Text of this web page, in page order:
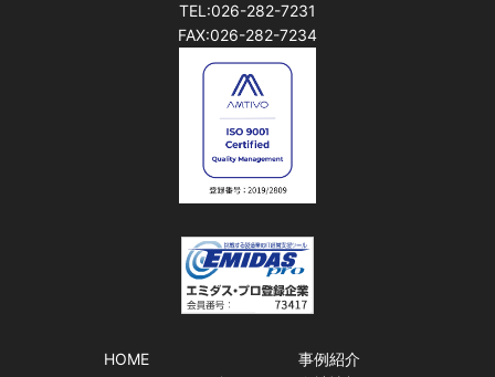
TEL:026-282-7231
FAX:026-282-7234
HOME
事例紹介